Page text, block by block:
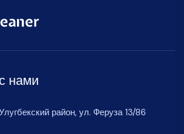
нами
район, ул. Феруза 13/86